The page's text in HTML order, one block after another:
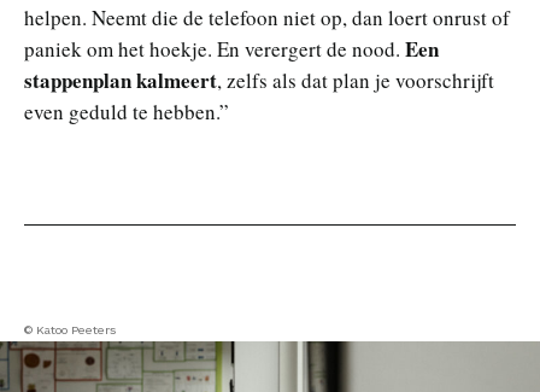
helpen. Neemt die de telefoon niet op, dan loert onrust of
paniek om het hoekje. En verergert de nood. Een
stappenplan kalmeert, zelfs als dat plan je voorschrijft
even geduld te hebben.”
© Katoo Peeters